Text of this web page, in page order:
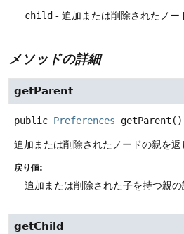
child - 追加または削除されたノー
メソッドの詳細
getParent
public Preferences getParent ()
追加または削除されたノードの親を返
戻り値:
追加または削除された子を持つ親の
getChild